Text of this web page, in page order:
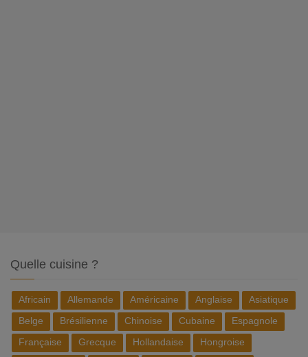
Quelle cuisine ?
Africain Allemande Américaine Anglaise
Asiatique
Belge
Brésilienne Chinoise Cubaine
Espagnole
Française
Grecque Hollandaise
Hongroise